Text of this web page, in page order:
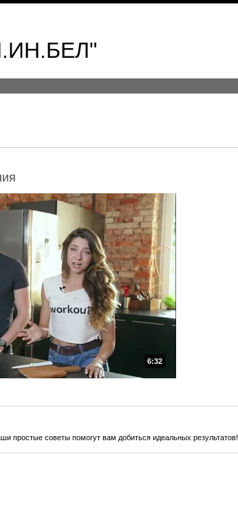
6:32
простые советы помогут вам добиться идеальных результатов!